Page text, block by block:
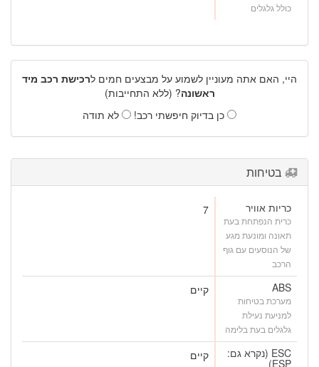
כולל גלגלים
היי, האם אתה מעוניין לשמוע על מבצעים חמים לרכישת רכב מיד
ראשונה? (ללא התחייבות)
כן בדיוק חיפשתי רכב!
לא תודה
בטיחות
כריות אוויר
כרית הנפתחת בעת
תאונה ומונעת מגע
של הנוסעים עם גוף
הרכב
7
ABS
מערכת בטיחות
למניעת נעילת
גלגלים בעת בלימה
קיים
ESC (נקרא גם:
ESP)
קיים